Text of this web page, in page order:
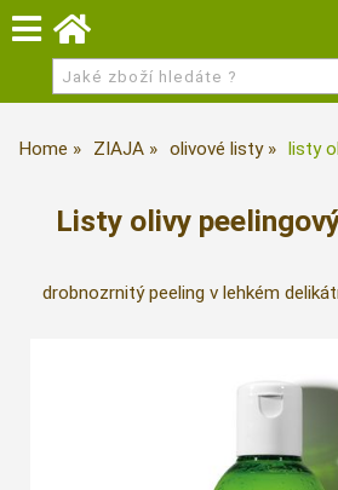
Home ZIAJA olivové listy listy
Listy olivy
drobnozrnitý peeling v lehkém